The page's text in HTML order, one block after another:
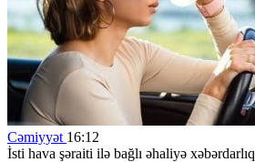
Cəmiyyət 16:12
İsti hava şəraiti ilə bağlı əhaliyə xəbərdarlıq